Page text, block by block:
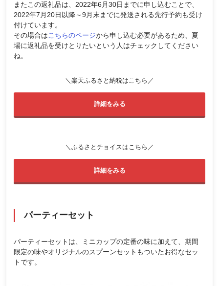
またこの返礼品は、2022年6月30日までに申し込むことで、
2022年7月20日以降～9月末までに発送される先行予約も受け
付けています。
その場合はこちらのページから申し込む必要があるため、夏
場に返礼品を受けとりたいという人はチェックしてください
ね。
＼楽天ふるさと納税はこちら／
詳細をみる
＼ふるさとチョイスはこちら／
詳細をみる
パーティーセット
パーティーセットは、ミニカップの定番の味に加えて、期間
限定の味やオリジナルのスプーンセットもついたお得なセッ
トです。